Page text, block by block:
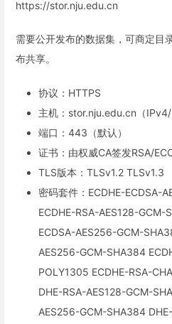
https://stor.nju.edu.cn
需要公开发布的数据集，可商定目
布共享。
协议：HTTPS
主机：stor.nju.edu.cn（IPv4/
端口：443（默认）
证书：由权威CA签发RSA/
TLS版本：TLSv1.2 TLSv1.3
密码套件：ECDHE-ECDSA-
ECDHE-RSA-AES128-GCM-
ECDSA-AES256-GCM-
AES256-GCM-SHA384
POLY1305 ECDHE-RSA-
DHE-RSA-AES128-GCM-
AES256-GCM-SHA384